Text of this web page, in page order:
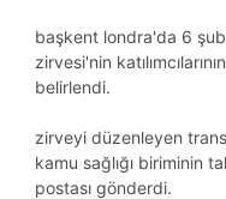
başkent londra'da 6
zirvesi'nin
belirlendi.
zirveyi düzenleyen
kamu sağlığı biriminin
postası gönderdi.